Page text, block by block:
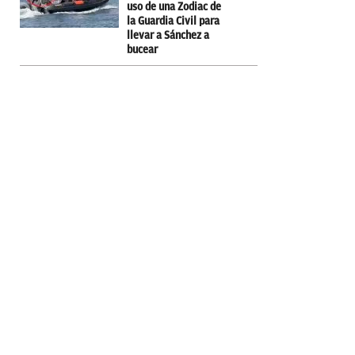
uso de una Zodiac de
la Guardia Civil para
llevar a Sánchez a
bucear